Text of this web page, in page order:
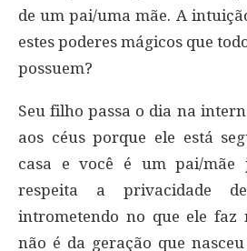
de um pai/uma mãe. A
estes poderes mágicos que
possuem?
Seu filho passa o dia na
aos céus porque ele está
casa e você é um pai/mãe
respeita a privacidade
intrometendo no que ele faz
não é da geração que